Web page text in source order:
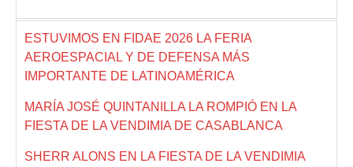
ESTUVIMOS EN FIDAE 2026 LA FERIA
AEROESPACIAL Y DE DEFENSA MÁS
IMPORTANTE DE LATINOAMÉRICA
MARÍA JOSÉ QUINTANILLA LA ROMPIÓ EN LA
FIESTA DE LA VENDIMIA DE CASABLANCA
SHERR ALONS EN LA FIESTA DE LA VENDIMIA